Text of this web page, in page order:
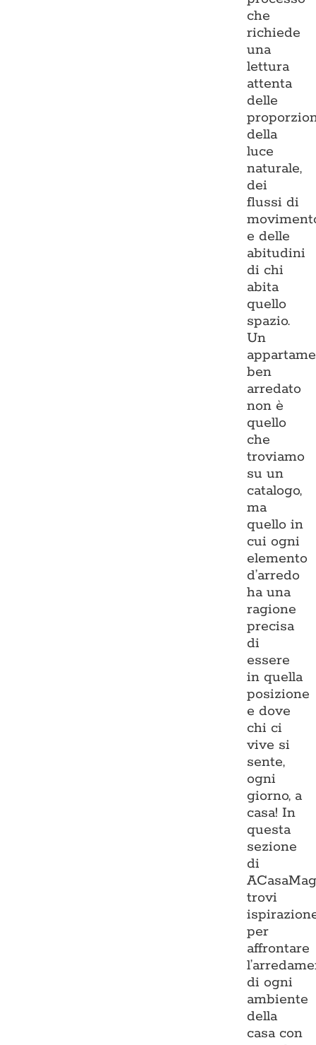
che
richiede
una
lettura
attenta
delle
della
luce
naturale,
dei
flussi di
e delle
abitudini
di chi
abita
quello
spazio.
Un
ben
arredato
non è
quello
che
troviamo
su un
catalogo,
ma
quello in
cui ogni
elemento
d’arredo
ha una
ragione
precisa
di
essere
in quella
posizione
e dove
chi ci
vive si
sente,
ogni
giorno, a
casa! In
questa
sezione
di
trovi
per
affrontare
di ogni
ambiente
della
casa con